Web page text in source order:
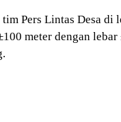
Pers Lintas Desa di
meter dengan